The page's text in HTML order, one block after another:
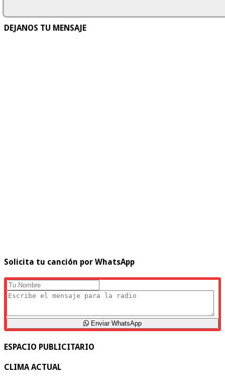
DEJANOS TU MENSAJE
Solicita tu canción por WhatsApp
Enviar WhatsApp
ESPACIO PUBLICITARIO
CLIMA ACTUAL